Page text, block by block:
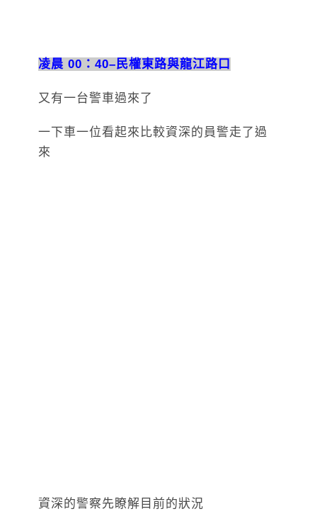
凌晨 00：40–民權東路與龍江路口
又有一台警車過來了
一下車一位看起來比較資深的員警走了過
來
資深的警察先瞭解目前的狀況